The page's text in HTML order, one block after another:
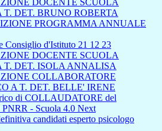
DOCENTE SCUOLA
DET. BRUNO ROBERTA
PROGRAMMA ANNUALE
Consiglio d'Istituto 21 12 23
DOCENTE SCUOLA
T. DET. ISOLA ANNALISA
COLLABORATORE
A T. DET. BELLE' IRENE
di COLLAUDATORE del
- Scuola 4.0 Next
candidati esperto psicologo